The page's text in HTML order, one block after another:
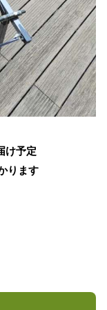
け予定
ります